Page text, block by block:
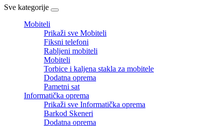
Sve kategorije
Mobiteli
Prikaži sve Mobiteli
Fiksni telefoni
Rabljeni mobiteli
Mobiteli
Torbice i kaljena stakla za mobitele
Dodatna oprema
Pametni sat
Informatička oprema
Prikaži sve Informatička oprema
Barkod Skeneri
Dodatna oprema